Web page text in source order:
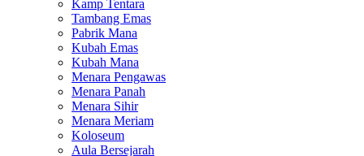
Kamp Tentara
Tambang Emas
Pabrik Mana
Kubah Emas
Kubah Mana
Menara Pengawas
Menara Panah
Menara Sihir
Menara Meriam
Koloseum
Aula Bersejarah